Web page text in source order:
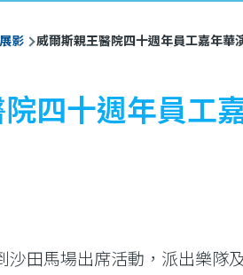
影 威爾斯親王醫院四十週年員工嘉年華
四十週年員工
沙田馬場出席活動，派出樂